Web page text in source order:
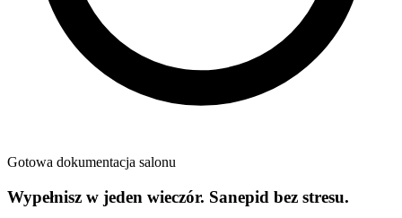
Gotowa dokumentacja salonu
Wypełnisz w jeden wieczór. Sanepid bez stresu.